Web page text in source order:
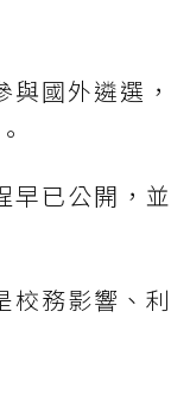
國外遴選，
早已公開，並
校務影響、利